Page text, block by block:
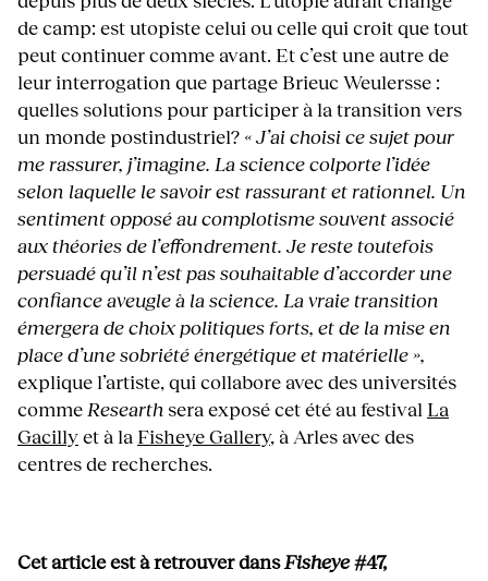
de camp: est utopiste celui ou celle qui croit que tout
peut continuer comme avant. Et c’est une autre de
leur interrogation que partage Brieuc Weulersse :
quelles solutions pour participer à la transition vers
un monde postindustriel? « J’ai choisi ce sujet pour
me rassurer, j’imagine. La science colporte l’idée
selon laquelle le savoir est rassurant et rationnel. Un
sentiment opposé au complotisme souvent associé
aux théories de l’effondrement. Je reste toutefois
persuadé qu’il n’est pas souhaitable d’accorder une
confiance aveugle à la science. La vraie transition
émergera de choix politiques forts, et de la mise en
place d’une sobriété énergétique et matérielle »,
explique l’artiste, qui collabore avec des universités
comme Researth sera exposé cet été au festival La
Gacillyet à la Fisheye Gallery, à Arles avec des
centres de recherches.
Cet article est à retrouver dansFisheye#47,